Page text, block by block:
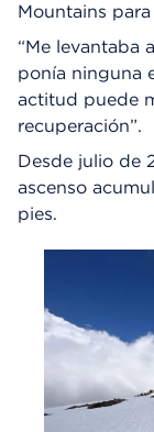
Mountains para
“Me levantaba
ponía ninguna
actitud puede
recuperación”.
Desde julio de
ascenso
pies.